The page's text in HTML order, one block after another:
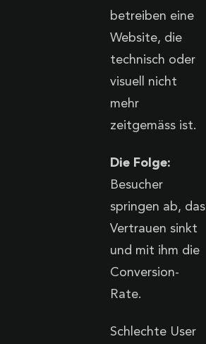
betreiben eine
Website, die
technisch oder
visuell nicht
mehr
zeitgemäss ist.
Die Folge:
Besucher
springen ab, das
Vertrauen sinkt
und mit ihm die
Conversion-
Rate.
Schlechte User